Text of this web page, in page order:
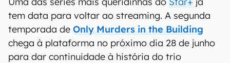
tem data para voltar ao streaming. A segunda
temporada de Only Murders in the Building
chega à plataforma no próximo dia 28 de junho
para dar continuidade à história do trio